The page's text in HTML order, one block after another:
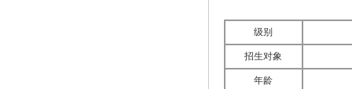
级别
招生对象
年龄